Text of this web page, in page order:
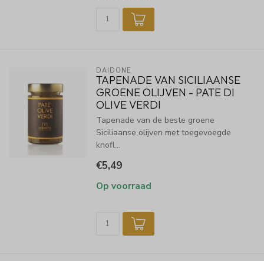
DAIDONE
TAPENADE VAN SICILIAANSE
GROENE OLIJVEN - PATE DI
OLIVE VERDI
Tapenade van de beste groene
Siciliaanse olijven met toegevoegde
knofl...
€5,49
Op voorraad